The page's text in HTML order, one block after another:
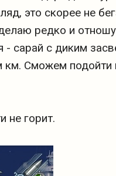
это скорее не
редко и
сарай с диким
км. Сможем
не горит.